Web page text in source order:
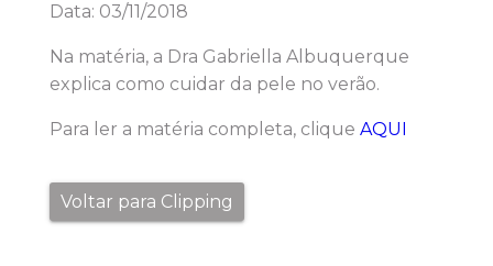
Data: 03/11/2018
Na matéria, a Dra Gabriella Albuquerque
explica como cuidar da pele no verão.
Para ler a matéria completa, clique AQUI
Voltar para Clipping